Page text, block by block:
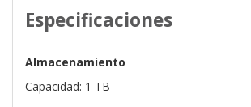
Especificaciones
Almacenamiento
Capacidad: 1 TB